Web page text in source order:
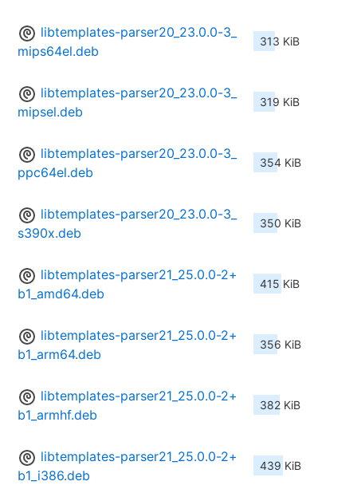
libtemplates-parser20_23.0.0-3_
mips64el.deb
313 KiB
libtemplates-parser20_23.0.0-3_
mipsel.deb
319 KiB
libtemplates-parser20_23.0.0-3_
ppc64el.deb
354 KiB
libtemplates-parser20_23.0.0-3_
s390x.deb
350 KiB
libtemplates-parser21_25.0.0-2+
b1_amd64.deb
415 KiB
libtemplates-parser21_25.0.0-2+
b1_arm64.deb
356 KiB
libtemplates-parser21_25.0.0-2+
b1_armhf.deb
382 KiB
libtemplates-parser21_25.0.0-2+
b1_i386.deb
439 KiB